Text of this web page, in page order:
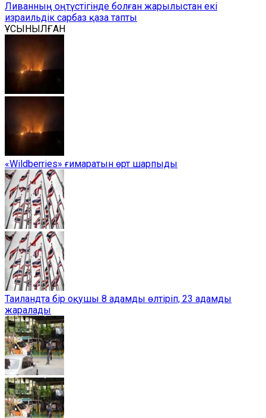
Ливанның оңтүстігінде болған жарылыстан екі
израильдік сарбаз қаза тапты
ҰСЫНЫЛҒАН
«Wildberries» ғимаратын өрт шарпыды
Таиландта бір оқушы 8 адамды өлтіріп, 23 адамды
жаралады